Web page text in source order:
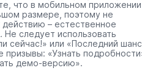
что в мобильном приложении
размере, поэтому не
– естественное
следует использовать
сейчас!» или «Последний
«Узнать
демо-версию».